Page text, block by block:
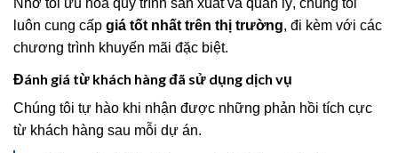
Nhờ tối ưu hóa quy trình sản xuất và quản lý, chúng tôi
luôn cung cấp giá tốt nhất trên thị trường, đi kèm với các
chương trình khuyến mãi đặc biệt.
Đánh giá từ khách hàng đã sử dụng dịch vụ
Chúng tôi tự hào khi nhận được những phản hồi tích cực
từ khách hàng sau mỗi dự án.